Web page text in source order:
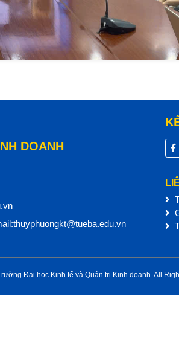
DOANH
Đại học Kinh tế và Quản trị Kinh doanh. All